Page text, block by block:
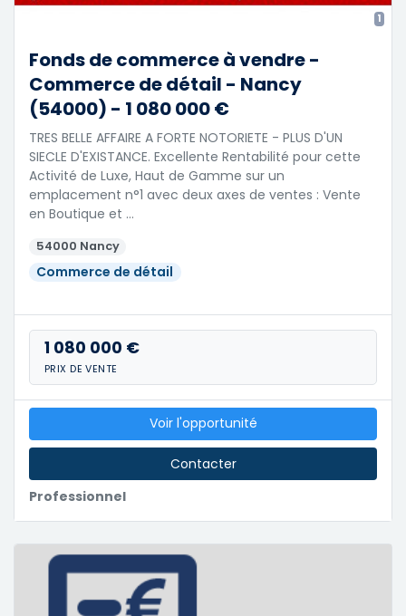
1
Fonds de commerce à vendre -
Commerce de détail - Nancy
(54000) - 1 080 000 €
TRES BELLE AFFAIRE A FORTE NOTORIETE - PLUS D'UN
SIECLE D'EXISTANCE. Excellente Rentabilité pour cette
Activité de Luxe, Haut de Gamme sur un
emplacement n°1 avec deux axes de ventes : Vente
en Boutique et …
54000 Nancy
Commerce de détail
1 080 000 €
PRIX DE VENTE
Professionnel
Voir l'opportunité
Contacter